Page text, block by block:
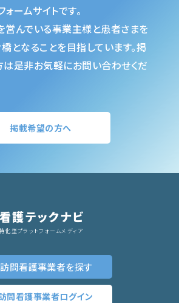
ォームサイトです。
んでいる事業主様と患者さまを
となることを目指しています。掲
是非お気軽にお問い合わせくだ
掲載希望の方へ
護テックナビ
化型プラットフォームメディア
訪問看護事業者を探す
問看護事業者ログイン